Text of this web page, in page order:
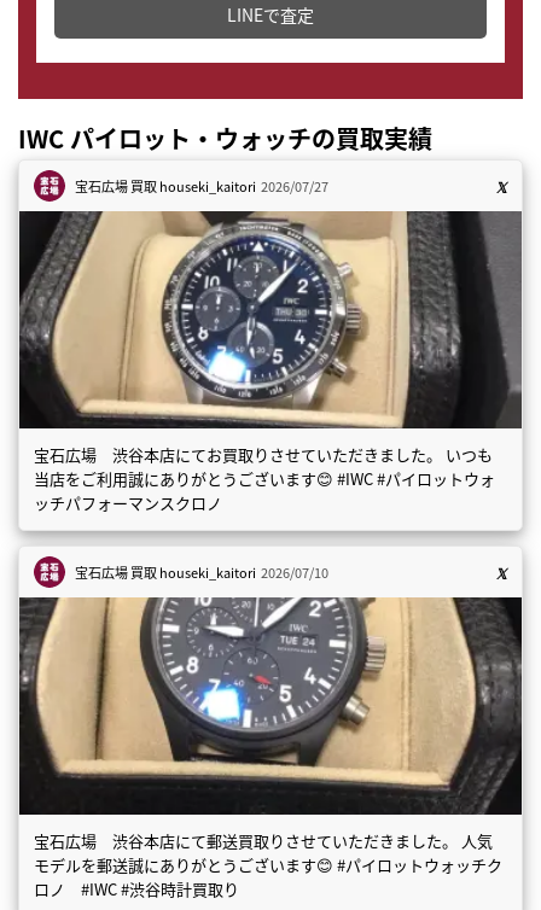
LINEで査定
IWC パイロット・ウォッチの買取実績
宝石広場 買取houseki_kaitori 2026/07/27
宝石広場 渋谷本店にてお買取りさせていただきました。 いつも
当店をご利用誠にありがとうございます😊 #IWC #パイロットウォ
ッチパフォーマンスクロノ
宝石広場 買取houseki_kaitori 2026/07/10
宝石広場 渋谷本店にて郵送買取りさせていただきました。 人気
モデルを郵送誠にありがとうございます😊 #パイロットウォッチク
ロノ #IWC #渋谷時計買取り